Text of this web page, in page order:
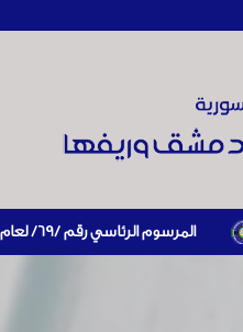
المرسوم الرئاسي رقم /69/ لعام 2026 .. دعم ضريبي للمنشآت المتضررة في إطار مسار التعافي الاقتصادي وإعادة تنشيط الإنتاج